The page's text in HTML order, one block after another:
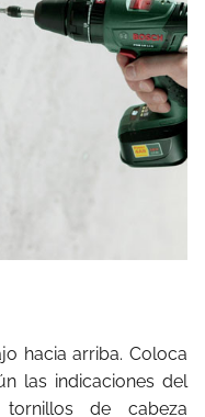
hacia arriba. Coloca
las indicaciones del
de cabeza